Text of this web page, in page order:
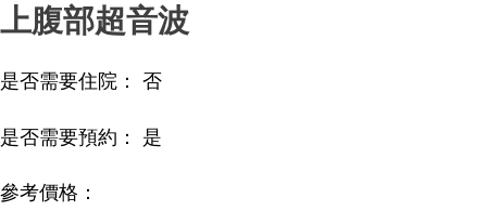
上腹部超音波
是否需要住院： 否
是否需要預約： 是
參考價格：